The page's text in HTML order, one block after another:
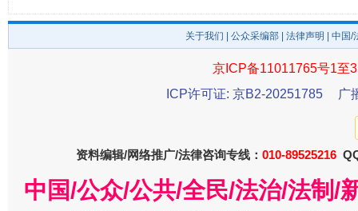
关于我们 公众采编部 法律声明 | 中国
京ICP备11011765号1至
ICP许可证: 京B2-20251785
广
资料编辑/网络推广/法律咨询专线： 010-89525216
中国/公众/公共/全民/法治/法制/